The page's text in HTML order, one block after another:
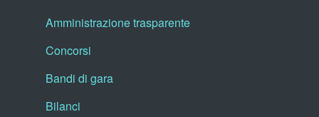
Amministrazione trasparente
Concorsi
Bandi di gara
Bilanci